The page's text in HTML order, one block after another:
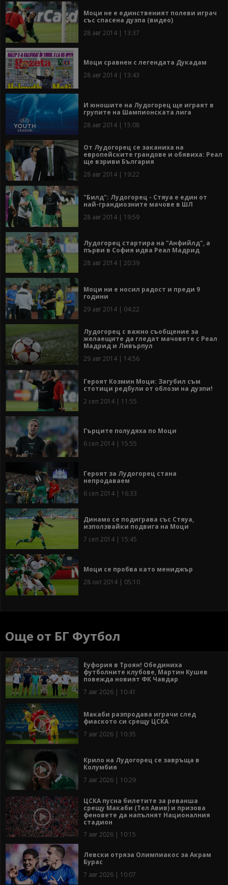
Моци не е единственият полеви играч
със спасена дузпа (видео)
28 авг 2014 | 13:37
Моци сравнен с легендата Дукадам
28 авг 2014 | 13:43
И юношите на Лудoгорец ще играят в
групите на Шампионската лига
28 авг 2014 | 15:08
От Лудогорец се заканиха на
европейските грандове и обявиха: Реал
ще взриви България
28 авг 2014 | 19:22
"Билд": Лудогорец - Стяуа е един от
най-грандиозните мачове в ШЛ
28 авг 2014 | 19:59
Лудогорец стартира на "Анфийлд", а
първи в София идва Реал Мадрид
28 авг 2014 | 20:39
Моци ни е носил радост и преди 9
години
29 авг 2014 | 04:22
Лудогорец с важно съобщение за
желаещите да гледат мачовете с Реал
Мадрид и Ливърпул
29 авг 2014 | 14:56
Героят Козмин Моци: Загубил съм
стотици редбули от облози на дузпи!
2 сеп 2014 | 11:55
Гърците полудяха по Моци
6 сеп 2014 | 15:55
Героят за Лудогорец стана
непродаваем
6 сеп 2014 | 16:33
Динамо се подиграва със Стяуа,
използвайки подвига на Моци
7 сеп 2014 | 15:45
Моци се пробва като мениджър
28 окт 2014 | 05:10
Още от БГ Футбол
Еуфория в Троян! Обединиха
футболните клубове, Мартин Кушев
повежда новият ФК Чавдар
7 авг 2026 | 10:41
Макаби разпродава играчи след
фиаското си срещу ЦСКА
7 авг 2026 | 10:35
Крило на Лудогорец се завръща в
Колумбия
7 авг 2026 | 10:29
ЦСКА пусна билетите за реванша
срещу Макаби (Тел Авив) и призова
феновете да напълнят Националния
стадион
7 авг 2026 | 10:15
Левски отряза Олимпиакос за Акрам
Бурас
7 авг 2026 | 10:07